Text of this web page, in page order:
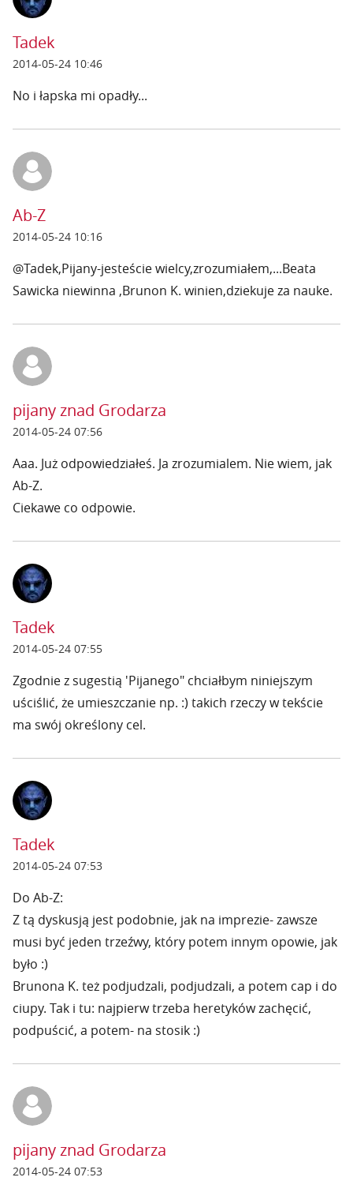
Tadek
2014-05-24 10:46
No i łapska mi opadły...
Ab-Z
2014-05-24 10:16
@Tadek,Pijany-jesteście wielcy,zrozumiałem,...Beata
Sawicka niewinna ,Brunon K. winien,dziekuje za nauke.
pijany znad Grodarza
2014-05-24 07:56
Aaa. Już odpowiedziałeś. Ja zrozumialem. Nie wiem, jak
Ab-Z.
Ciekawe co odpowie.
Tadek
2014-05-24 07:55
Zgodnie z sugestią 'Pijanego" chciałbym niniejszym
uściślić, że umieszczanie np. :) takich rzeczy w tekście
ma swój określony cel.
Tadek
2014-05-24 07:53
Do Ab-Z:
Z tą dyskusją jest podobnie, jak na imprezie- zawsze
musi być jeden trzeźwy, który potem innym opowie, jak
było :)
Brunona K. też podjudzali, podjudzali, a potem cap i do
ciupy. Tak i tu: najpierw trzeba heretyków zachęcić,
podpuścić, a potem- na stosik :)
pijany znad Grodarza
2014-05-24 07:53